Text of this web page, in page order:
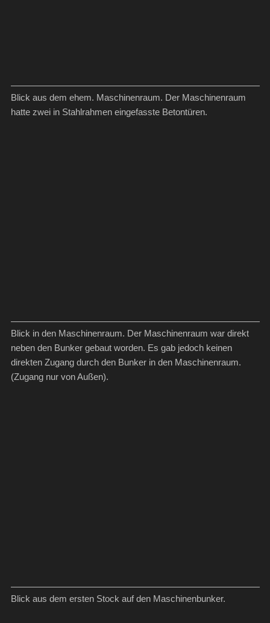
Blick aus dem ehem. Maschinenraum. Der Maschinenraum
hatte zwei in Stahlrahmen eingefasste Betontüren.
Blick in den Maschinenraum. Der Maschinenraum war direkt
neben den Bunker gebaut worden. Es gab jedoch keinen
direkten Zugang durch den Bunker in den Maschinenraum.
(Zugang nur von Außen).
Blick aus dem ersten Stock auf den Maschinenbunker.